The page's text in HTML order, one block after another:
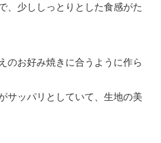
、少ししっとりとした食感がた
のお好み焼きに合うように作ら
サッパリとしていて、生地の美